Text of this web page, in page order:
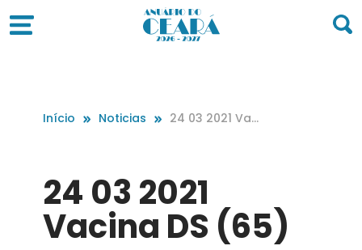
Início Noticias
24 03 2021 Vaci
24 03 2021
Vacina DS (65)